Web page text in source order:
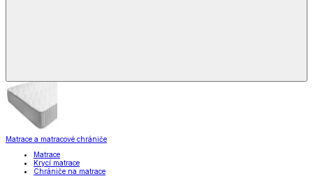
Matrace a matracové chrániče
Matrace
Krycí matrace
Chrániče na matrace